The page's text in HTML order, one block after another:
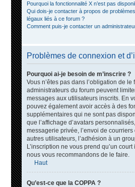
Pourquoi la fonctionnalité X n’est pas
Qui dois-je contacter à propos de problèmes
légaux liés à ce forum ?
Comment puis-je contacter un
Problèmes de connexion et
Pourquoi ai-je besoin de m’inscrire ?
Vous n’êtes pas dans l’obligation de le
administrateurs du forum peuvent
messages aux utilisateurs inscrits. En
pouvez également avoir accès à des
supplémentaires qui ne sont pas
que l’affichage d’avatars
messagerie privée, l’envoi de
autres utilisateurs, l’adhésion à un
L’inscription ne vous prend qu’un court
nous vous recommandons de le faire.
Haut
Qu’est-ce que la COPPA ?